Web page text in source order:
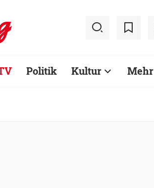
Politik Kultur Mehr